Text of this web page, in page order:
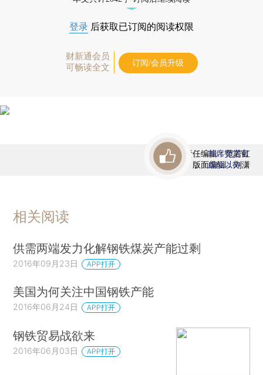
登录 后获取已订阅的阅读权限
财新通会员
可畅读全文
订阅/会员升级
责任编辑：范若虹
版面编辑：刘潇
首席赞赏官
虚位以待
相关阅读
供需两端发力化解钢铁煤炭产能过剩
2016年09月23日 APP打开
美国为何关注中国钢铁产能
2016年06月24日 APP打开
钢铁贸易战欲来
2016年06月03日 APP打开